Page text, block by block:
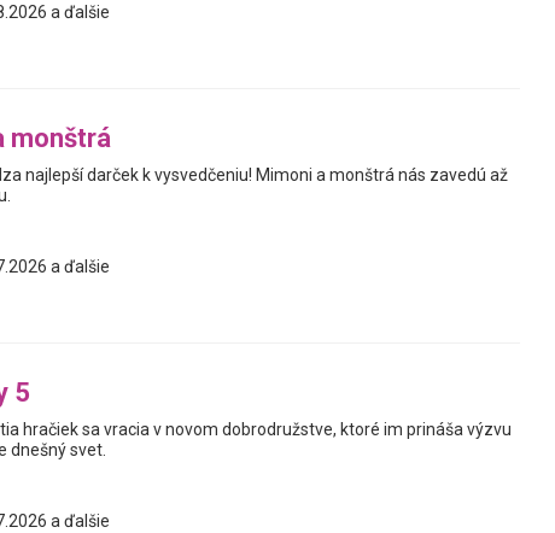
a ďalšie
monštrá
najlepší darček k vysvedčeniu! Mimoni a monštrá nás zavedú až
a ďalšie
5
hračiek sa vracia v novom dobrodružstve, ktoré im prináša výzvu
dnešný svet.
a ďalšie